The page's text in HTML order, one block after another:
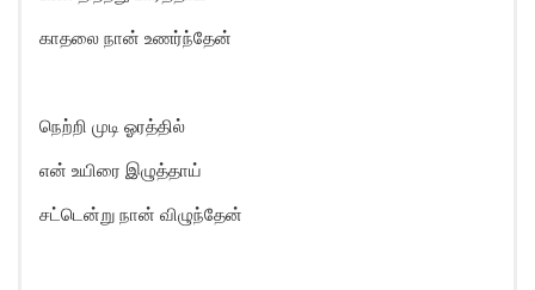
காதலை நான் உணர்ந்தேன்
நெற்றி முடி ஓரத்தில்
என் உயிரை இழுத்தாய்
சட்டென்று நான் விழுந்தேன்